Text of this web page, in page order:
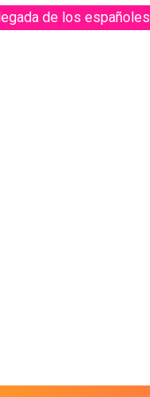
llegada de los españoles